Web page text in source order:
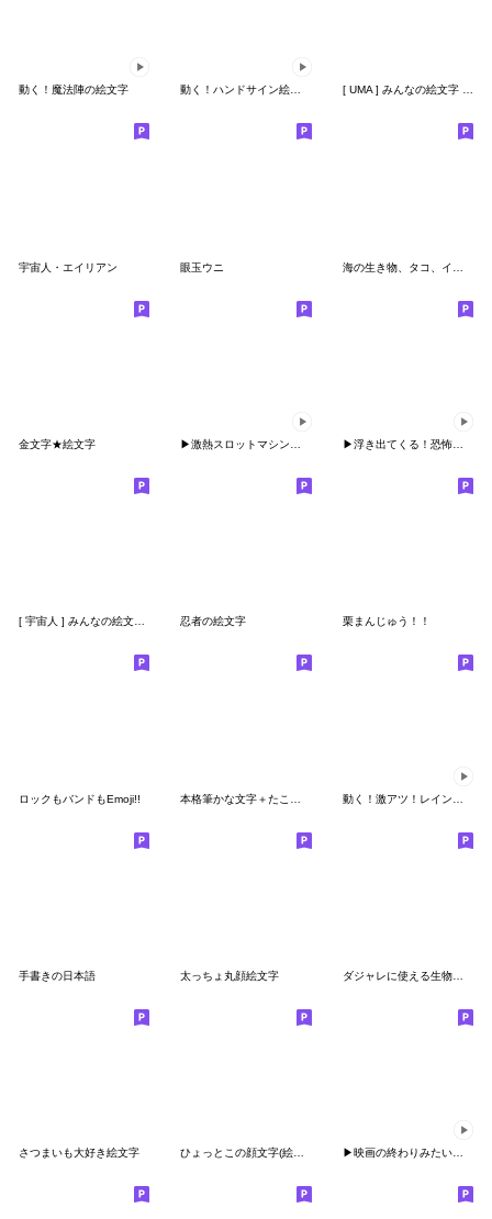
動く！魔法陣の絵文字 動く！ハンドサイン絵文字【永久保存版】 [ UMA ] みんなの絵文字 基本セット
宇宙人・エイリアン 眼玉ウニ
金文字★絵文字 ▶︎浮き出てくる！恐怖の呪い文字
[ 宇宙人 ] みんなの絵文字 基本セット 忍者の絵文字 栗まんじゅう！！
ロックもバンドもEmoji!!
手書きの日本語 太っちょ丸顔絵文字 ダジャレに使える生物・動物・昆虫
さつまいも大好き絵文字 ひょっとこの顔文字(絵文字) ▶映画の終わりみたい立ち上がる動く絵文字